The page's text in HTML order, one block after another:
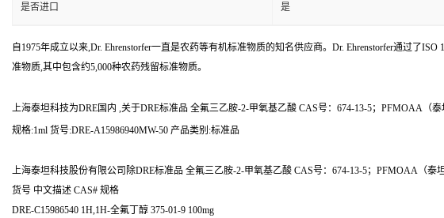
是否进口 是
自1975年成立以来,Dr. Ehrenstorfer一直是农药等有机标准物质的知名供应商。Dr. Ehrenstorfer通过了
准物质,其中包含约5,000种农药残留标准物质。
上海泰坦科技为DRE国内 ,关于DRE标准品 全氟三乙胺-2-甲氧基乙酸 CAS号：674-13-5；PFMOAA（
规格:1ml 货号:DRE-A15986940MW-50 产品类别:标准品
上海泰坦科技股份有限公司除DRE标准品 全氟三乙胺-2-甲氧基乙酸 CAS号：674-13-5；PFMOAA（
货号 中文描述 CAS# 规格
DRE-C15986540 1H,1H-全氟丁醇 375-01-9 100mg